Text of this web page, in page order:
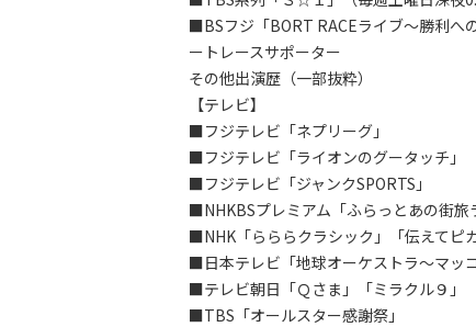
■BSフジ「BORT RACEライブ～勝利
ートレースサポーター
その他出演歴（一部抜粋）
【テレビ】
■フジテレビ「ネプリーグ」
■フジテレビ「ライオンのグータッチ」
■フジテレビ「ジャンクSPORTS」
■NHKBSプレミアム「ふらっとあの街旅
■NHK「らららクラシック」「伝えてピカ
■日本テレビ「地球オーケストラ～マッ
■テレビ朝日「Ｑさま」「ミラクル９」
■TBS「オールスター感謝祭」